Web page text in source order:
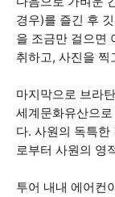
경우)를 즐긴 후
을 조금만 걸으면
취하고, 사진을
마지막으로 브라
세계문화유산으
다. 사원의 독특
로부터 사원의 영
투어 내내 에어컨